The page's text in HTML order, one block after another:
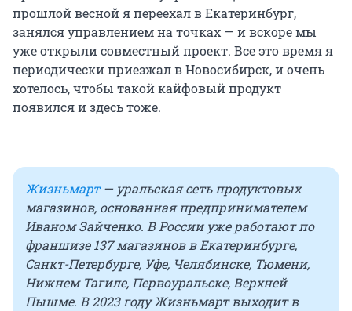
прошлой весной я переехал в Екатеринбург,
занялся управлением на точках — и вскоре мы
уже открыли совместный проект. Все это время я
периодически приезжал в Новосибирск, и очень
хотелось, чтобы такой кайфовый продукт
появился и здесь тоже.
Жизньмарт— уральская сеть продуктовых
магазинов, основанная предпринимателем
Иваном Зайченко. В России уже работают по
франшизе 137 магазинов в Екатеринбурге,
Санкт-Петербурге, Уфе, Челябинске, Тюмени,
Нижнем Тагиле, Первоуральске, Верхней
Пышме. В 2023 году Жизньмарт выходит в